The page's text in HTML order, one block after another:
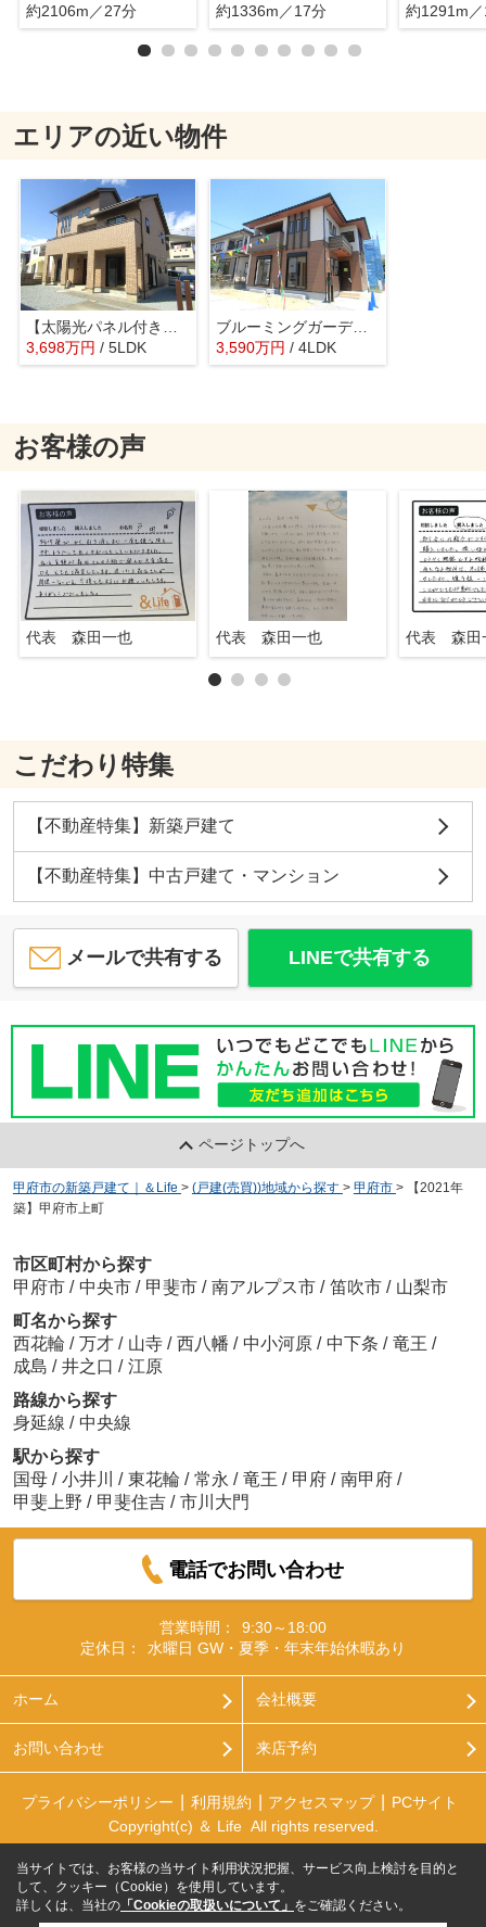
約2106m／27分
約1336m／17分
約1291m
エリアの近い物件
3,698万円 / 5LDK
ブルーミングガーデン甲府市宮原町 1号棟
3,590万円 / 4LDK
お客様の声
代表 森田一也 代表 森田一也 代表 森田
こだわり特集
【不動産特集】新築戸建て
【不動産特集】中古戸建て・マンション
メールで共有する LINEで共有する
ページトップへ
甲府市の新築戸建て｜＆Life > (戸建(売買))地域から探す > 甲府市 >
【2021年
築】甲府市上町
市区町村から探す
甲府市 / 中央市 / 甲斐市 / 南アルプス市 / 笛吹市 / 山梨市
町名から探す
西花輪 / 万才 / 山寺 / 西八幡 / 中小河原 / 中下条 / 竜王 /
成島 / 井之口 / 江原
路線から探す
身延線 / 中央線
駅から探す
国母 / 小井川 / 東花輪 / 常永 / 竜王 / 甲府 / 南甲府 /
甲斐上野 / 甲斐住吉 / 市川大門
電話でお問い合わせ
営業時間：
9:30～18:00
定休日：
水曜日 GW・夏季・年末年始休暇あり
ホーム 会社概要
お問い合わせ 来店予約
プライバシーポリシー 利用規約 アクセスマップ
PCサイト
Copyright(c) ＆ Life All rights reserved.
当サイトでは、お客様の当サイト利用状況把握、サービス向上検討を目的と
して、クッキー（Cookie）を使用しています。
詳しくは、当社の 「Cookieの取扱いについて」 をご確認ください。